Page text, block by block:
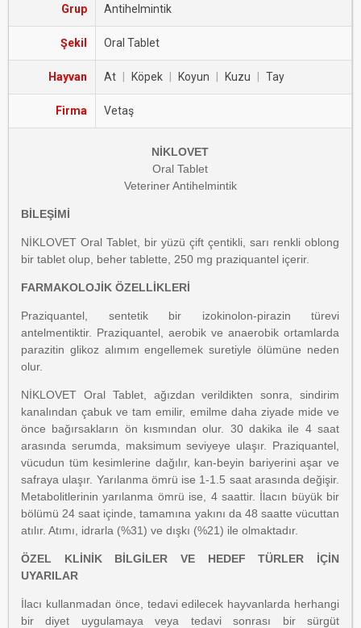
Grup Antihelmintik
Şekil Oral Tablet
Hayvan At Köpek Koyun Kuzu Tay
Firma Vetaş
NİKLOVET
Oral Tablet
Veteriner Antihelmintik
BİLEŞİMİ
NİKLOVET Oral Tablet, bir yüzü çift çentikli, sarı renkli oblong
bir tablet olup, beher tablette, 250 mg praziquantel içerir.
FARMAKOLOJİK ÖZELLİKLERİ
Praziquantel, sentetik bir izokinolon-pirazin türevi
antelmentiktir. Praziquantel, aerobik ve anaerobik ortamlarda
parazitin glikoz alımım engellemek suretiyle ölümüne neden
olur.
NİKLOVET Oral Tablet, ağızdan verildikten sonra, sindirim
kanalından çabuk ve tam emilir, emilme daha ziyade mide ve
önce bağırsakların ön kısmından olur. 30 dakika ile 4 saat
arasında serumda, maksimum seviyeye ulaşır. Praziquantel,
vücudun tüm kesimlerine dağılır, kan-beyin bariyerini aşar ve
safraya ulaşır. Yarılanma ömrü ise 1-1.5 saat arasında değişir.
Metabolitlerinin yarılanma ömrü ise, 4 saattir. İlacın büyük bir
bölümü 24 saat içinde, tamamına yakını da 48 saatte vücuttan
atılır. Atımı, idrarla (%31) ve dışkı (%21) ile olmaktadır.
ÖZEL KLİNİK BİLGİLER VE HEDEF TÜRLER İÇİN
UYARILAR
İlacı kullanmadan önce, tedavi edilecek hayvanlarda herhangi
bir diyet uygulamaya veya tedavi sonrası bir sürgüt